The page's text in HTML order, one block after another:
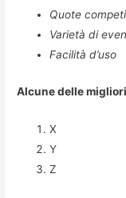
Quote
Varietà di
Facilità d’uso
Alcune delle
X
Y
Z